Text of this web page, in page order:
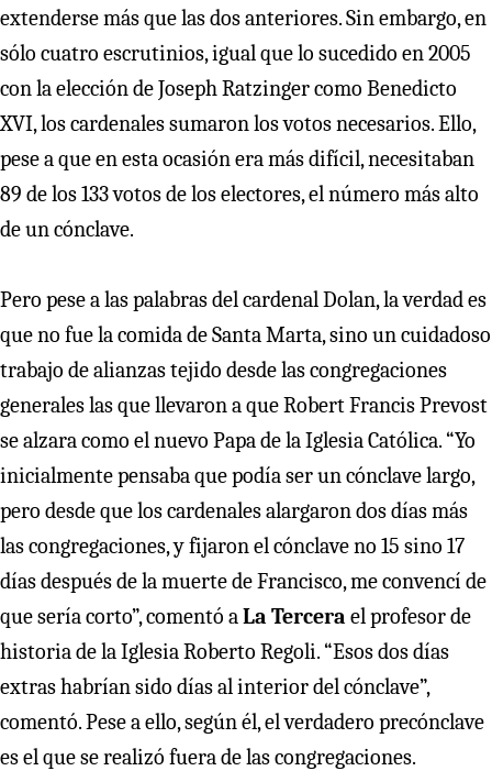
extenderse más que las dos anteriores. Sin embargo, en
sólo cuatro escrutinios, igual que lo sucedido en 2005
con la elección de Joseph Ratzinger como Benedicto
XVI, los cardenales sumaron los votos necesarios. Ello,
pese a que en esta ocasión era más difícil, necesitaban
89 de los 133 votos de los electores, el número más alto
de un cónclave.
Pero pese a las palabras del cardenal Dolan, la verdad es
que no fue la comida de Santa Marta, sino un cuidadoso
trabajo de alianzas tejido desde las congregaciones
generales las que llevaron a que Robert Francis Prevost
se alzara como el nuevo Papa de la Iglesia Católica. “Yo
inicialmente pensaba que podía ser un cónclave largo,
pero desde que los cardenales alargaron dos días más
las congregaciones, y fijaron el cónclave no 15 sino 17
días después de la muerte de Francisco, me convencí de
que sería corto”, comentó aLa Tercera el profesor de
historia de la Iglesia Roberto Regoli. “Esos dos días
extras habrían sido días al interior del cónclave”,
comentó. Pese a ello, según él, el verdadero precónclave
es el que se realizó fuera de las congregaciones.